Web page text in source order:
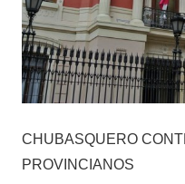
CHUBASQUERO
PROVINCIANOS